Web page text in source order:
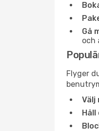
Gå
och
Flyger
Välj